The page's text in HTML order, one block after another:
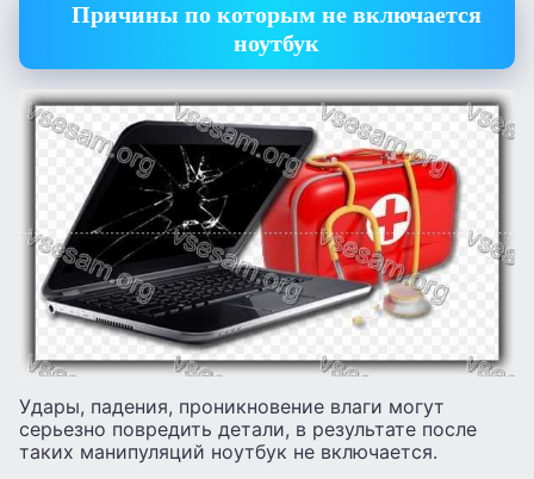
Причины по которым не включается
ноутбук
Удары, падения, проникновение влаги могут
серьезно повредить детали, в результате после
таких манипуляций ноутбук не включается.